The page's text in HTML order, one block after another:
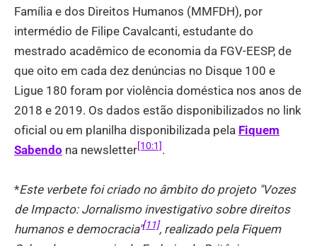
Família e dos Direitos Humanos (MMFDH), por
intermédio de Filipe Cavalcanti, estudante do
mestrado acadêmico de economia da FGV-EESP, de
que oito em cada dez denúncias no Disque 100 e
Ligue 180 foram por violência doméstica nos anos de
2018 e 2019. Os dados estão disponibilizados no link
oficial ou em planilha disponibilizada pela Fiquem
Sabendo na newsletter [10:1] .
*Este verbete foi criado no âmbito do projeto "Vozes
de Impacto: Jornalismo investigativo sobre direitos
humanos e democracia"[11], realizado pela Fiquem